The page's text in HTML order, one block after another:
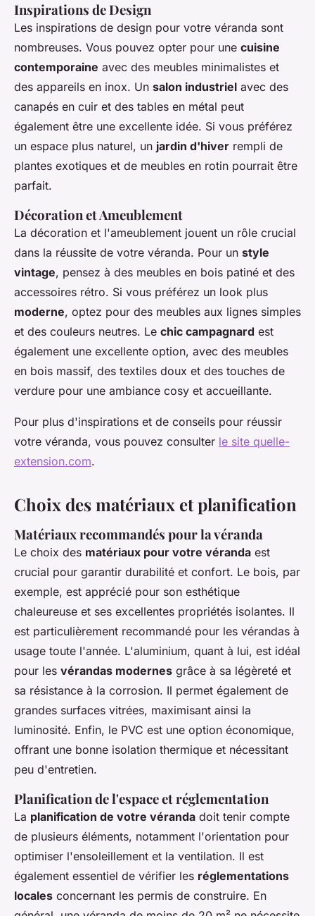
Inspirations de Design
Les inspirations de design pour votre véranda sont
nombreuses. Vous pouvez opter pour une cuisine
contemporaine avec des meubles minimalistes et
des appareils en inox. Un salon industriel avec des
canapés en cuir et des tables en métal peut
également être une excellente idée. Si vous préférez
un espace plus naturel, un jardin d'hiver rempli de
plantes exotiques et de meubles en rotin pourrait être
parfait.
Décoration et Ameublement
La décoration et l'ameublement jouent un rôle crucial
dans la réussite de votre véranda. Pour un style
vintage, pensez à des meubles en bois patiné et des
accessoires rétro. Si vous préférez un look plus
moderne, optez pour des meubles aux lignes simples
et des couleurs neutres. Le chic campagnard est
également une excellente option, avec des meubles
en bois massif, des textiles doux et des touches de
verdure pour une ambiance cosy et accueillante.
Pour plus d'inspirations et de conseils pour réussir
votre véranda, vous pouvez consulter le site quelle-
extension.com.
Choix des matériaux et planification
Matériaux recommandés pour la véranda
Le choix des matériaux pour votre véranda est
crucial pour garantir durabilité et confort. Le bois, par
exemple, est apprécié pour son esthétique
chaleureuse et ses excellentes propriétés isolantes. Il
est particulièrement recommandé pour les vérandas à
usage toute l'année. L'aluminium, quant à lui, est idéal
pour les vérandas modernes grâce à sa légèreté et
sa résistance à la corrosion. Il permet également de
grandes surfaces vitrées, maximisant ainsi la
luminosité. Enfin, le PVC est une option économique,
offrant une bonne isolation thermique et nécessitant
peu d'entretien.
Planification de l'espace et réglementation
La planification de votre véranda doit tenir compte
de plusieurs éléments, notamment l'orientation pour
optimiser l'ensoleillement et la ventilation. Il est
également essentiel de vérifier les réglementations
locales concernant les permis de construire. En